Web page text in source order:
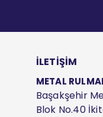
İLETİŞİM
METAL
Başakşehir
Blok No.40